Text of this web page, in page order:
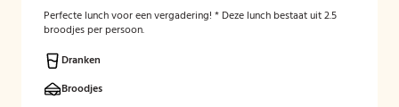
Perfecte lunch voor een vergadering! * Deze lunch bestaat uit 2.5
broodjes per persoon.
Dranken
Broodjes